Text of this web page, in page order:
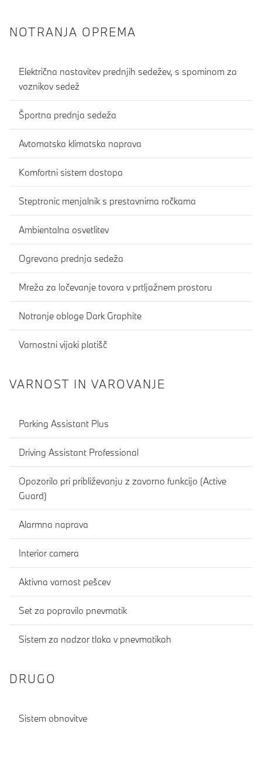
NOTRANJA OPREMA
Električna nastavitev prednjih sedežev, s spominom za
voznikov sedež
Športna prednja sedeža
Avtomatska klimatska naprava
Komfortni sistem dostopa
Steptronic menjalnik s prestavnima ročkama
Ambientalna osvetlitev
Ogrevana prednja sedeža
Mreža za ločevanje tovora v prtljažnem prostoru
Notranje obloge Dark Graphite
Varnostni vijaki platišč
VARNOST IN VAROVANJE
Parking Assistant Plus
Driving Assistant Professional
Opozorilo pri približevanju z zavorno funkcijo (Active
Guard)
Alarmna naprava
Interior camera
Aktivna varnost pešcev
Set za popravilo pnevmatik
Sistem za nadzor tlaka v pnevmatikah
DRUGO
Sistem obnovitve